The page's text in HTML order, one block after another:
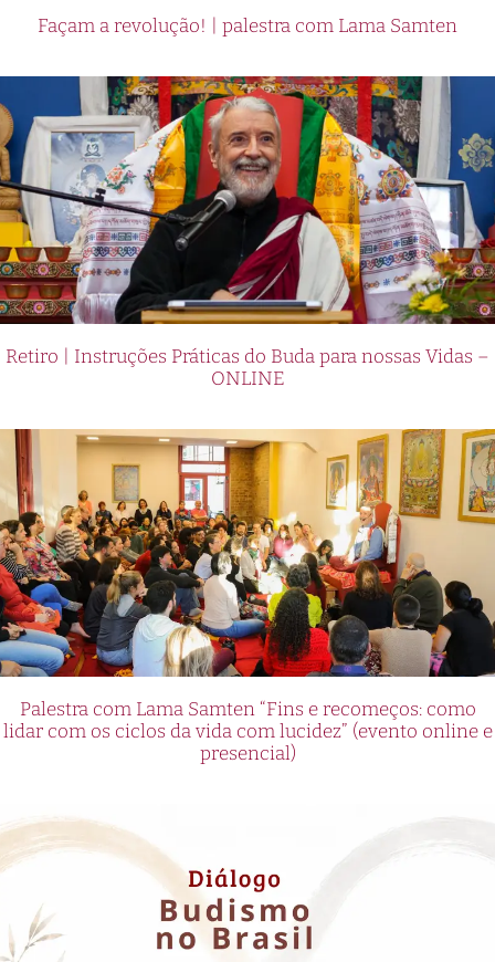
Façam a revolução! | palestra com Lama Samten
Retiro | Instruções Práticas do Buda para nossas Vidas –
ONLINE
Palestra com Lama Samten “Fins e recomeços: como
lidar com os ciclos da vida com lucidez” (evento online e
presencial)